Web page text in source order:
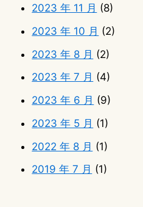
2023 年 11 月 (8)
2023 年 10 月 (2)
2023 年 8 月 (2)
2023 年 7 月 (4)
2023 年 6 月 (9)
2023 年 5 月 (1)
2022 年 8 月 (1)
2019 年 7 月 (1)